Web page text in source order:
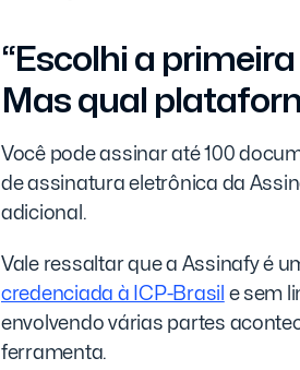
“Escolhi a
Mas qual
Você pode assinar até 100
de assinatura eletrônica da
adicional.
Vale ressaltar que a Assinafy é
credenciada à ICP-Brasil e sem
envolvendo várias partes
ferramenta.